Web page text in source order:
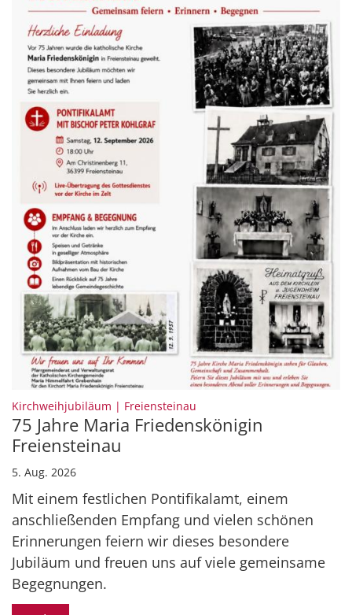
Kirchweihjubiläum | Freiensteinau
75 Jahre Maria Friedenskönigin
Freiensteinau
5. Aug. 2026
Mit einem festlichen Pontifikalamt, einem
anschließenden Empfang und vielen schönen
Erinnerungen feiern wir dieses besondere
Jubiläum und freuen uns auf viele gemeinsame
Begegnungen.